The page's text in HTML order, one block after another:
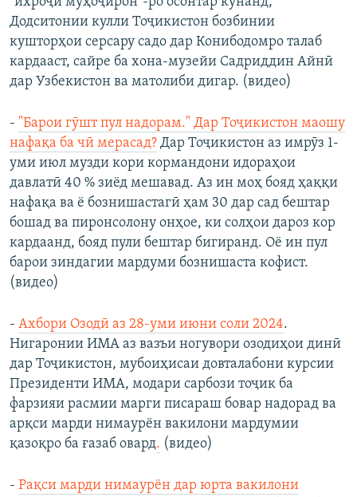
Додситонии кулли Тоҷикистон бозбинии
кушторҳои серсару садо дар Конибодомро талаб
кардааст, сайре ба хона-музейи Садриддин Айнӣ
дар Узбекистон ва матолиби дигар. (видео)
- "Барои гӯшт пул надорам." Дар Тоҷикистон маошу
нафақа ба чӣ мерасад? Дар Тоҷикистон аз имрӯз 1-
уми июл музди кори кормандони идораҳои
давлатӣ 40 % зиёд мешавад. Aз ин моҳ бояд ҳаққи
нафақа ва ё бознишастагӣ ҳам 30 дар сад бештар
бошад ва пиронсолону онҳое, ки солҳои дароз кор
кардаанд, бояд пули бештар бигиранд. Оё ин пул
барои зиндагии мардуми бознишаста кофист.
(видео)
- Ахбори Озодӣ аз 28-уми июни соли 2024.
Нигаронии ИМА аз вазъи ногувори озодиҳои динӣ
дар Тоҷикистон, мубоиҳисаи довталабони курсии
Президенти ИМА, модари сарбози тоҷик ба
фарзияи расмии марги писараш бовар надорад ва
арқси марди нимаурён вакилони мардумии
қазоқро ба ғазаб овард. (видео)
- Рақси марди нимаурён дар юрта вакилони